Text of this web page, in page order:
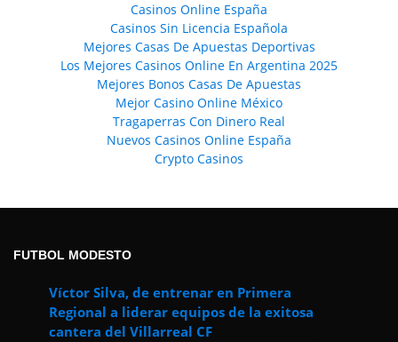
Casinos Online España
Casinos Sin Licencia Española
Mejores Casas De Apuestas Deportivas
Los Mejores Casinos Online En Argentina 2025
Mejores Bonos Casas De Apuestas
Mejor Casino Online México
Tragaperras Con Dinero Real
Nuevos Casinos Online España
Crypto Casinos
FUTBOL MODESTO
Víctor Silva, de entrenar en Primera
Regional a liderar equipos de la exitosa
cantera del Villarreal CF